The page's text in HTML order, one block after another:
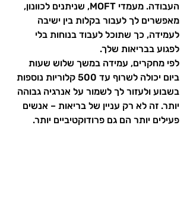
העבודה. מעמדי MOFT, שניתנים לכוונון,
מאפשרים לך לעבור בקלות בין ישיבה
לעמידה, כך שתוכל לעבוד בנוחות בלי
לפגוע בבריאות שלך.
לפי מחקרים, עמידה במשך שלוש שעות
ביום יכולה לשרוף עד 500 קלוריות נוספות
בשבוע ולעזור לך לשמור על אנרגיה גבוהה
יותר. זה לא רק עניין של בריאות – אנשים
פעילים יותר הם גם פרודוקטיביים יותר.